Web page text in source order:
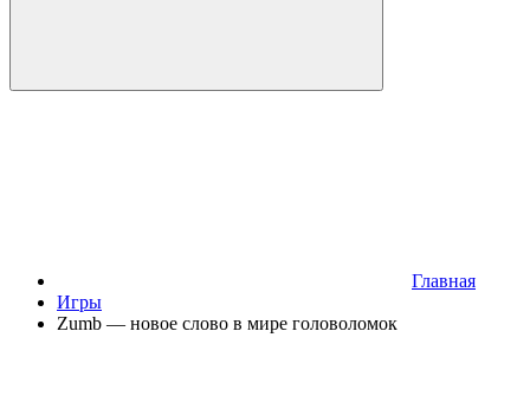
Главная
Игры
Zumb — новое слово в мире головоломок